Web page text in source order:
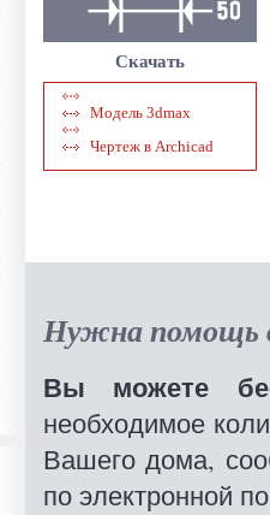
Скачать
Модель 3dmax
Чертеж в Archicad
Нужна помощь
Вы можете
необходимое
Вашего дома,
по электронной